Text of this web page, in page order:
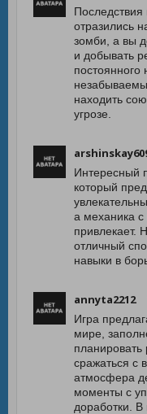
Последствия
отразились
зомби, а вы
и добывать
постоянного
находить
угрозе.
Интересный
который
а механика
привлекает.
отличный
навыки в
annyta2212
Игра
мире,
планировать
сражаться с
атмосфера
моменты с
доработки.